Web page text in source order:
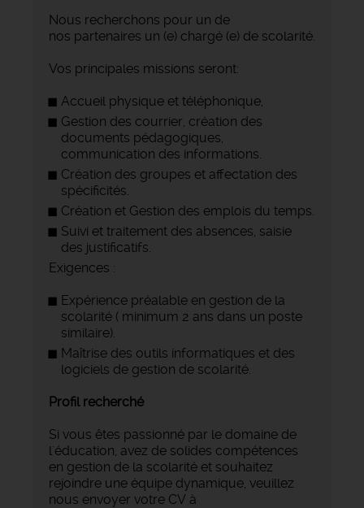
Nous recherchons pour un de
nos partenaires un (e) chargé (e) de scolarité.
Vos principales missions seront:
Accueil physique et téléphonique,
Gestion des courrier, création des
documents pédagogiques,
communication des informations.
Création des groupes et affectation des
spécificités.
Création et Gestion des emplois du temps.
Suivi et traitement des absences, saisie
des justificatifs.
Exigences :
Expérience préalable en gestion de la
scolarité ( minimum 2 ans dans un poste
similaire).
Maîtrise des outils informatiques et des
logiciels de gestion de scolarité.
Profil recherché
Si vous êtes passionné par le domaine de
l'éducation, avez de solides compétences
en gestion de la scolarité et souhaitez
rejoindre une équipe dynamique, veuillez
nous envoyer votre CV à